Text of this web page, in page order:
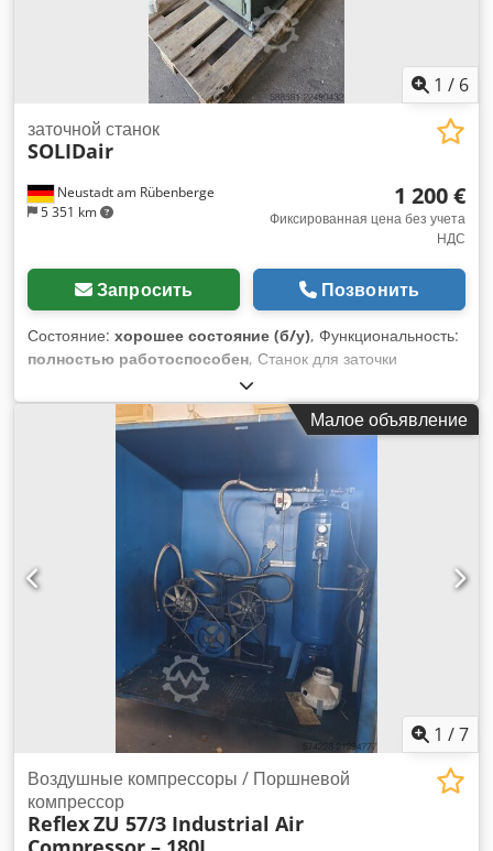
1 / 6
Neustadt am Rübenberge
5 351 km
заточной станок
SOLIDair
1 200 €
Фиксированная цена без учета
НДС
Запросить Позвонить
Состояние: хорошее состояние (б/у), Функциональность:
полностью работоспособен, Станок для заточки
режущего инструмента. 4 позиции. Dcjdpfszrnmasx Ahusk
Малое объявление
1 /7
Воздушные компрессоры / Поршневой
компрессор
ReflexZU 57/3 Industrial Air